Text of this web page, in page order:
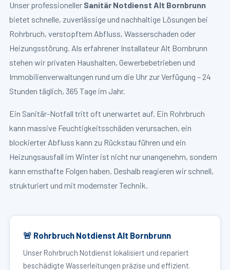
Unser professioneller Sanitär Notdienst Alt Bornbrunn
bietet schnelle, zuverlässige und nachhaltige Lösungen bei
Rohrbruch, verstopftem Abfluss, Wasserschaden oder
Heizungsstörung. Als erfahrener Installateur Alt Bornbrunn
stehen wir privaten Haushalten, Gewerbebetrieben und
Immobilienverwaltungen rund um die Uhr zur Verfügung – 24
Stunden täglich, 365 Tage im Jahr.
Ein Sanitär-Notfall tritt oft unerwartet auf. Ein Rohrbruch
kann massive Feuchtigkeitsschäden verursachen, ein
blockierter Abfluss kann zu Rückstau führen und ein
Heizungsausfall im Winter ist nicht nur unangenehm, sondern
kann ernsthafte Folgen haben. Deshalb reagieren wir schnell,
strukturiert und mit modernster Technik.
🚨 Rohrbruch Notdienst Alt Bornbrunn
Unser Rohrbruch Notdienst lokalisiert und repariert
beschädigte Wasserleitungen präzise und effizient.